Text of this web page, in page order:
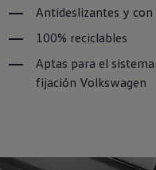
Antideslizantes y
100% reciclables
Aptas para el sistema
fijación Volkswagen